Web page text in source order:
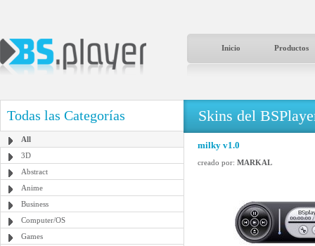
Inicio Productos
Todas las Categorías
All
3D
Abstract
Anime
Business
Computer/OS
Games
Skins del
milky v1.0
creado por: MARKAL